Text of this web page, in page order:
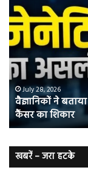
ने
बताया
कि
क्यों
नॉन-
स्मोकर्स
भी
जाते
हैं
कैंसर का
शिकार
July 28, 2026
वैज्ञानिकों ने
कैंसर का शिकार
खबरें – जरा हटके